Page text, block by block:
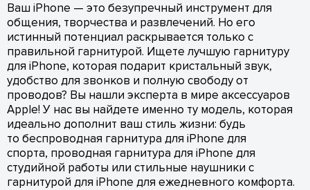
Ваш iPhone — это безупречный инструмент для
общения, творчества и развлечений. Но его
истинный потенциал раскрывается только с
правильной гарнитурой. Ищете лучшую гарнитуру
для iPhone, которая подарит кристальный звук,
удобство для звонков и полную свободу от
проводов? Вы нашли эксперта в мире аксессуаров
Apple! У нас вы найдете именно ту модель, которая
идеально дополнит ваш стиль жизни: будь
то беспроводная гарнитура для iPhone для
спорта, проводная гарнитура для iPhone для
студийной работы или стильные наушники с
гарнитурой для iPhone для ежедневного комфорта.